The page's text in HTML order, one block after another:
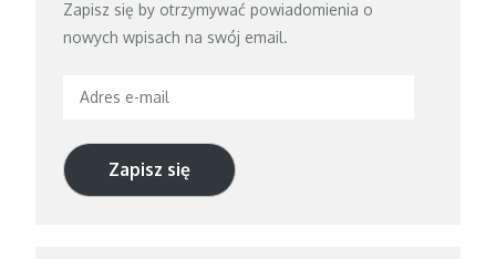
Zapisz się by otrzymywać powiadomienia o
nowych wpisach na swój email.
Adres
mail
Zapisz się